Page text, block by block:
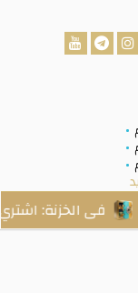
اشتري ذهب